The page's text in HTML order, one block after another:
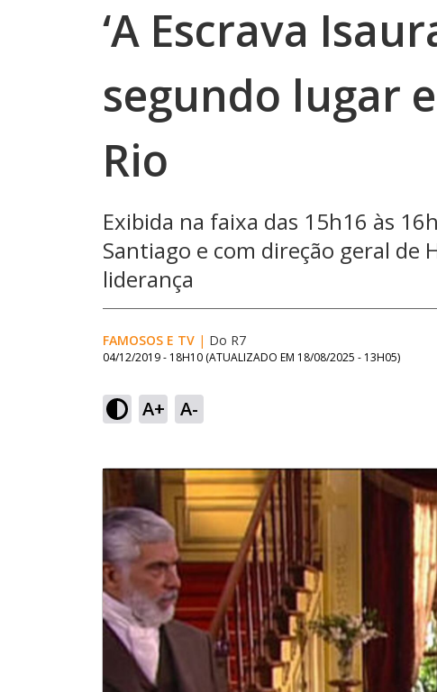
‘A Escrava
segundo lugar
Rio
Exibida na faixa das 15h16 às
Santiago e com direção geral de
liderança
FAMOSOS E TV | Do R7
04/12/2019 - 18H10 (ATUALIZADO EM 18/08/2025 - 13H05)
A+ A-